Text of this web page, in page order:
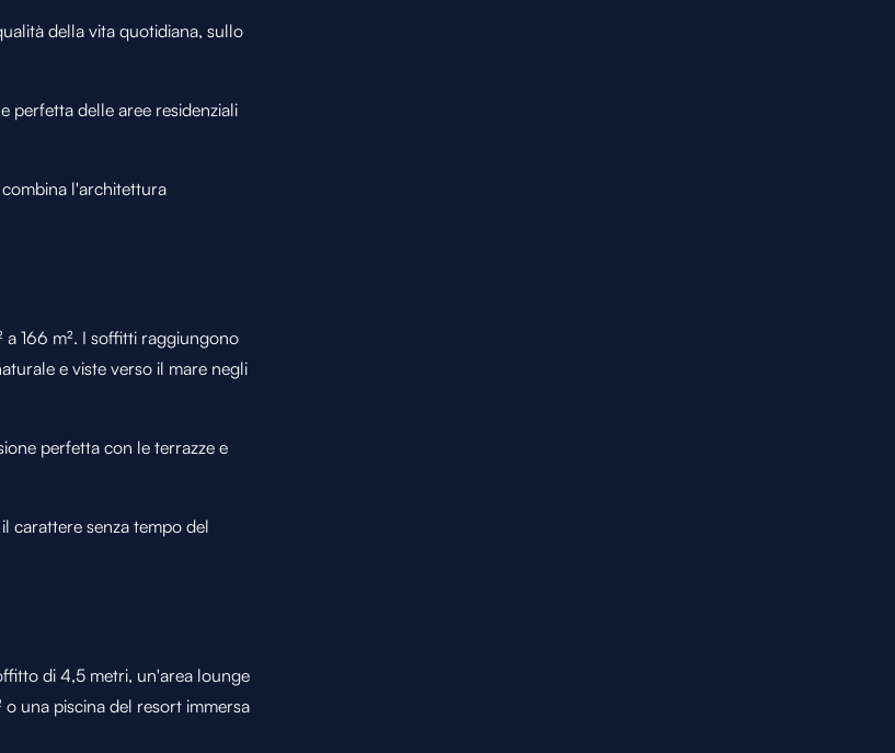
della vita quotidiana, sullo
perfetta delle aree residenziali
l'architettura
a 166 m². I soffitti raggiungono
e viste verso il mare negli
perfetta con le terrazze e
carattere senza tempo del
di 4,5 metri, un'area lounge
una piscina del resort immersa